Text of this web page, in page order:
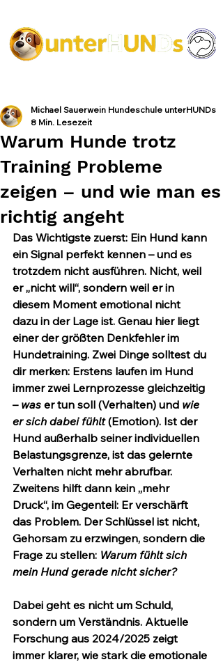
Warum Hunde trotz
Training Probleme
zeigen – und wie man es
richtig angeht
Michael Sauerwein Hundeschule unterHUNDs
8 Min. Lesezeit
Das Wichtigste zuerst: Ein Hund kann
ein Signal perfekt kennen – und es
trotzdem nicht ausführen. Nicht, weil
er „nicht will“, sondern weil er in
diesem Moment emotional nicht
dazu in der Lage ist. Genau hier liegt
einer der größten Denkfehler im
Hundetraining. Zwei Dinge solltest du
dir merken: Erstens laufen im Hund
immer zwei Lernprozesse gleichzeitig
– was er tun soll (Verhalten) und wie
er sich dabei fühlt (Emotion). Ist der
Hund außerhalb seiner individuellen
Belastungsgrenze, ist das gelernte
Verhalten nicht mehr abrufbar.
Zweitens hilft dann kein „mehr
Druck“, im Gegenteil: Er verschärft
das Problem. Der Schlüssel ist nicht,
Gehorsam zu erzwingen, sondern die
Frage zu stellen: Warum fühlt sich
mein Hund gerade nicht sicher?
Dabei geht es nicht um Schuld,
sondern um Verständnis. Aktuelle
Forschung aus 2024/2025 zeigt
immer klarer, wie stark die emotionale